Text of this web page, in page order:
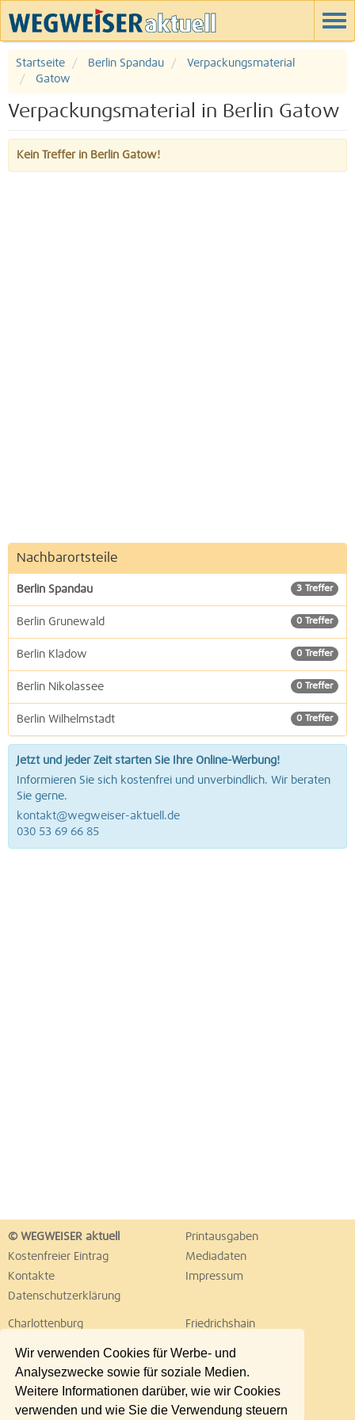
Wir verwenden Cookies für Werbe- und
Analysezwecke sowie für soziale Medien.
Weitere Informationen darüber, wie wir Cookies
verwenden und wie Sie die Verwendung steuern
Startseite Berlin Spandau
Verpackungsmaterial
Gatow
Verpackungsmaterial in Berlin Gatow
Kein Treffer in Berlin Gatow!
Nachbarortsteile
3 Treffer
Berlin Spandau
0 Treffer
Berlin Grunewald
0 Treffer
Berlin Kladow
0 Treffer
Berlin Nikolassee
0 Treffer
Berlin Wilhelmstadt
Jetzt und jeder Zeit starten Sie Ihre Online-Werbung!
Informieren Sie sich kostenfrei und unverbindlich. Wir beraten
Sie gerne.
kontakt@wegweiser-aktuell.de
030 53 69 66 85
© WEGWEISER aktuell
Printausgaben
Kostenfreier Eintrag
Mediadaten
Kontakte
Impressum
Datenschutzerklärung
Charlottenburg
Friedrichshain
Lichtenberg
Marzahn
Neukölln